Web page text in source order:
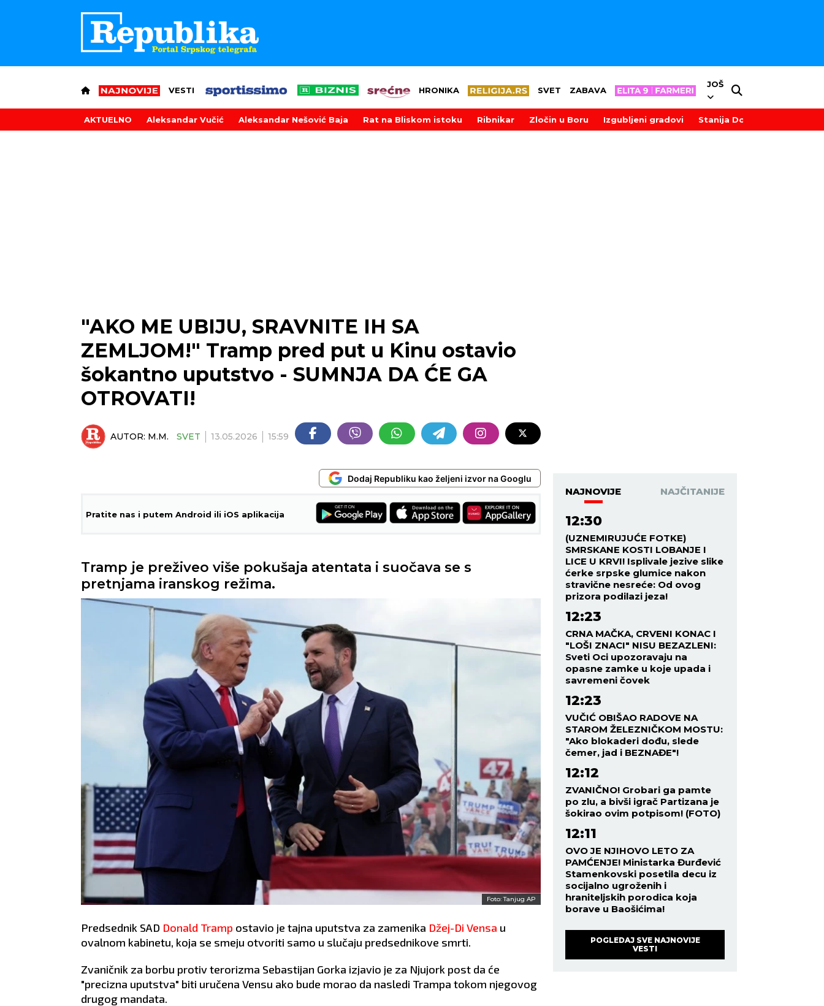
VESTI HRONIKA SVET ZABAVA
JOŠ
AKTUELNO Aleksandar Vučić Aleksandar Nešović Baja Rat na Bliskom istoku Ribnikar Zločin u Boru Izgubljeni gradovi Stanija Dobrojević
"AKO ME UBIJU, SRAVNITE IH SA
ZEMLJOM!" Tramp pred put u Kinu ostavio
šokantno uputstvo - SUMNJA DA ĆE GA
OTROVATI!
AUTOR: M.M. SVET 13.05.2026 15:59
Dodaj Republiku kao željeni izvor na Googlu
Pratite nas i putem Android ili iOS aplikacija
Tramp je preživeo više pokušaja atentata i suočava se s
pretnjama iranskog režima.
Foto: Tanjug AP
Predsednik SAD Donald Tramp ostavio je tajna uputstva za zamenika Džej-Di Vensa u
ovalnom kabinetu, koja se smeju otvoriti samo u slučaju predsednikove smrti.
Zvaničnik za borbu protiv terorizma Sebastijan Gorka izjavio je za Njujork post da će
"precizna uputstva" biti uručena Vensu ako bude morao da nasledi Trampa tokom njegovog
drugog mandata.
NAJNOVIJE NAJČITANIJE
12:30
(UZNEMIRUJUĆE FOTKE)
SMRSKANE KOSTI LOBANJE I
LICE U KRVI! Isplivale jezive slike
ćerke srpske glumice nakon
stravične nesreće: Od ovog
prizora podilazi jeza!
12:23
CRNA MAČKA, CRVENI KONAC I
"LOŠI ZNACI" NISU BEZAZLENI:
Sveti Oci upozoravaju na
opasne zamke u koje upada i
savremeni čovek
12:23
VUČIĆ OBIŠAO RADOVE NA
STAROM ŽELEZNIČKOM MOSTU:
"Ako blokaderi dođu, slede
čemer, jad i BEZNAĐE"!
12:12
ZVANIČNO! Grobari ga pamte
po zlu, a bivši igrač Partizana je
šokirao ovim potpisom! (FOTO)
12:11
OVO JE NJIHOVO LETO ZA
PAMĆENJE! Ministarka Đurđević
Stamenkovski posetila decu iz
socijalno ugroženih i
hraniteljskih porodica koja
borave u Baošićima!
POGLEDAJ SVE NAJNOVIJE
VESTI